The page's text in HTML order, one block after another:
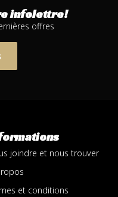
infolettre!
offres
joindre et nous trouver
et conditions